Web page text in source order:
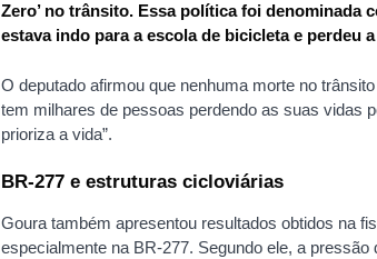
Zero’ no trânsito. Essa política foi denominada
estava indo para a escola de bicicleta e perdeu
O deputado afirmou que nenhuma morte no
tem milhares de pessoas perdendo as suas vidas
prioriza a vida”.
BR-277 e estruturas cicloviárias
Goura também apresentou resultados obtidos na
especialmente na BR-277. Segundo ele, a